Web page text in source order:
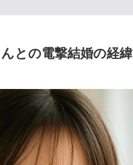
との電撃結婚の経緯